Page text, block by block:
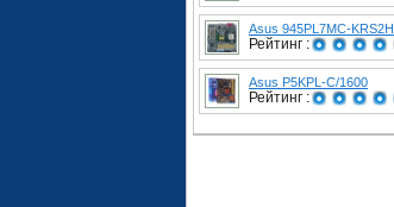
Asus 945PL7MC-KRS2H
Рейтинг :
Asus P5KPL-C/1600
Рейтинг :